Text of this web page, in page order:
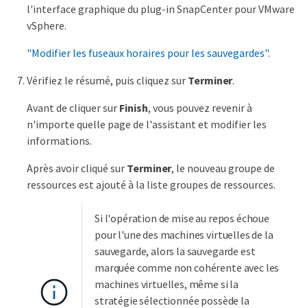
l'interface graphique du plug-in SnapCenter pour VMware
vSphere.
"Modifier les fuseaux horaires pour les sauvegardes".
Vérifiez le résumé, puis cliquez sur Terminer.
Avant de cliquer sur Finish, vous pouvez revenir à
n'importe quelle page de l'assistant et modifier les
informations.
Après avoir cliqué sur Terminer, le nouveau groupe de
ressources est ajouté à la liste groupes de ressources.
Si l'opération de mise au repos échoue
pour l'une des machines virtuelles de la
sauvegarde, alors la sauvegarde est
marquée comme non cohérente avec les
machines virtuelles, même si la
stratégie sélectionnée possède la